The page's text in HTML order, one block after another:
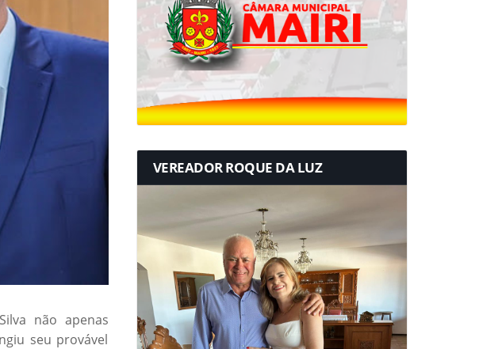
não apenas
seu provável
VEREADOR ROQUE DA LUZ